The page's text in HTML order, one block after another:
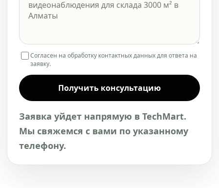
Согласен на обработку контактных данных для ответа на
заявку.
Получить консультацию
Заявка уйдет напрямую в TechMart.
Мы свяжемся с вами по указанному
телефону.